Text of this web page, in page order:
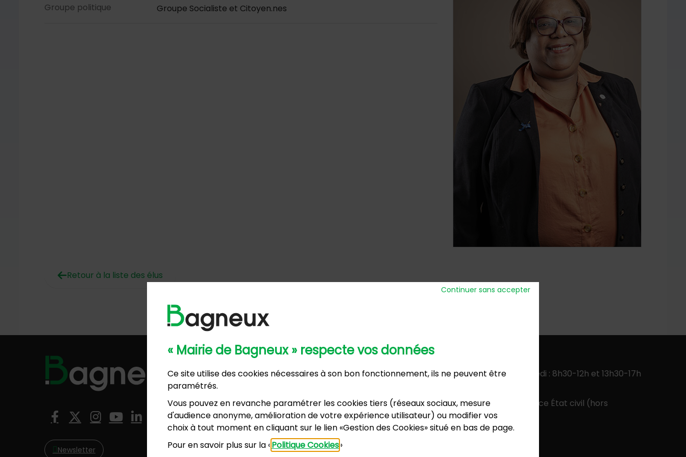
« Mairie de Bagneux » respecte vos données
Ce site utilise des cookies nécessaires à son bon fonctionnement, ils ne peuvent être
paramétrés.
Vous pouvez en revanche paramétrer les cookies tiers (réseaux sociaux, mesure
d'audience anonyme, amélioration de votre expérience utilisateur) ou modifier vos
choix à tout moment en cliquant sur le lien «Gestion des Cookies» situé en bas de page.
Pour en savoir plus sur la «Politique Cookies»
Continuer sans accepter
Groupe politique Groupe Socialiste et Citoyen.nes
Retour à la liste des élus
Nous suivre
Facebook
X (Twitter)
Instagram
YouTube
LinkedIn
Newsletter
57, avenue Henri Ravera - 92220 Bagneux
01 42 31 60 00
8, résidence du Port Galand - 92220 Bagneux
01 45 47 62 00
Lundi, mercredi, jeudi, vendredi : 8h30-12h et 13h30-17h
Samedi : 9h-12h pour le service État civil (hors
vacances scolaires)